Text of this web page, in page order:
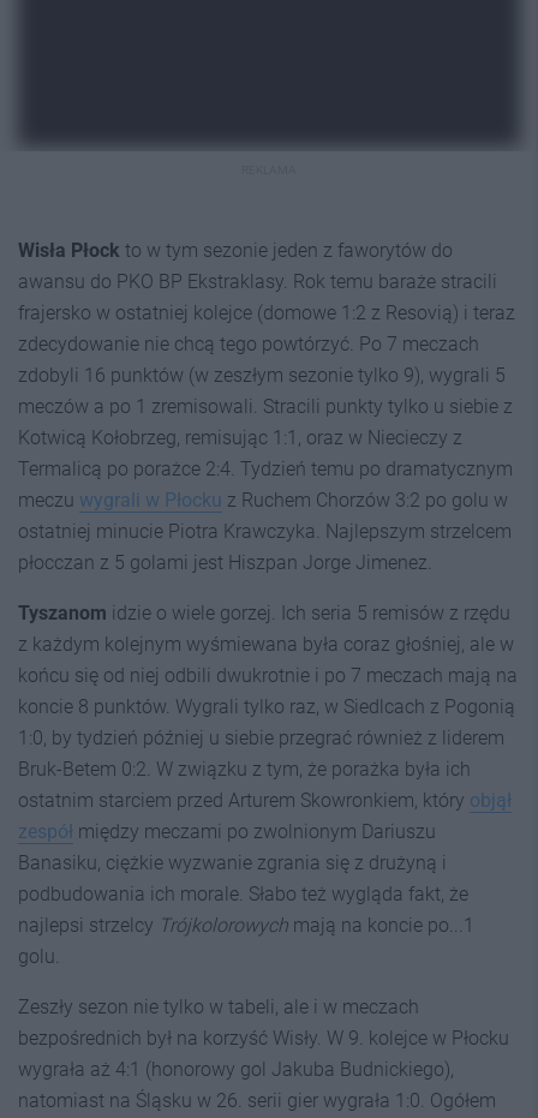
Wisła Płock to w tym sezonie jeden z faworytów do
awansu do PKO BP Ekstraklasy. Rok temu baraże stracili
frajersko w ostatniej kolejce (domowe 1:2 z Resovią) i teraz
zdecydowanie nie chcą tego powtórzyć. Po 7 meczach
zdobyli 16 punktów (w zeszłym sezonie tylko 9), wygrali 5
meczów a po 1 zremisowali. Stracili punkty tylko u siebie z
Kotwicą Kołobrzeg, remisując 1:1, oraz w Niecieczy z
Termalicą po porażce 2:4. Tydzień temu po dramatycznym
meczu wygrali w Płocku z Ruchem Chorzów 3:2 po golu w
ostatniej minucie Piotra Krawczyka. Najlepszym strzelcem
płocczan z 5 golami jest Hiszpan Jorge Jimenez.
Tyszanom idzie o wiele gorzej. Ich seria 5 remisów z rzędu
z każdym kolejnym wyśmiewana była coraz głośniej, ale w
końcu się od niej odbili dwukrotnie i po 7 meczach mają na
koncie 8 punktów. Wygrali tylko raz, w Siedlcach z Pogonią
1:0, by tydzień później u siebie przegrać również z liderem
Bruk-Betem 0:2. W związku z tym, że porażka była ich
ostatnim starciem przed Arturem Skowronkiem, który objął
zespół między meczami po zwolnionym Dariuszu
Banasiku, ciężkie wyzwanie zgrania się z drużyną i
podbudowania ich morale. Słabo też wygląda fakt, że
najlepsi strzelcy Trójkolorowych mają na koncie po...1
golu.
Zeszły sezon nie tylko w tabeli, ale i w meczach
bezpośrednich był na korzyść Wisły. W 9. kolejce w Płocku
wygrała aż 4:1 (honorowy gol Jakuba Budnickiego),
natomiast na Śląsku w 26. serii gier wygrała 1:0. Ogółem